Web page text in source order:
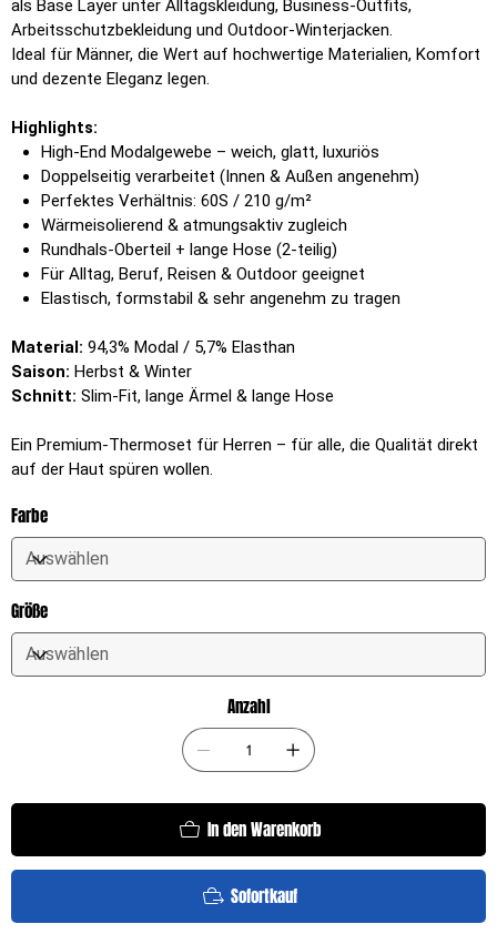
als Base Layer unter Alltagskleidung, Business-Outfits,
Arbeitsschutzbekleidung und Outdoor-Winterjacken.
Ideal für Männer, die Wert auf hochwertige Materialien, Komfort
und dezente Eleganz legen.
Highlights:
High-End Modalgewebe – weich, glatt, luxuriös
Doppelseitig verarbeitet (Innen & Außen angenehm)
Perfektes Verhältnis: 60S / 210 g/m²
Wärmeisolierend & atmungsaktiv zugleich
Rundhals-Oberteil + lange Hose (2-teilig)
Für Alltag, Beruf, Reisen & Outdoor geeignet
Elastisch, formstabil & sehr angenehm zu tragen
Material: 94,3% Modal / 5,7% Elasthan
Saison: Herbst & Winter
Schnitt: Slim-Fit, lange Ärmel & lange Hose
Ein Premium-Thermoset für Herren – für alle, die Qualität direkt
auf der Haut spüren wollen.
Farbe
Größe
Anzahl
In den Warenkorb
Sofortkauf